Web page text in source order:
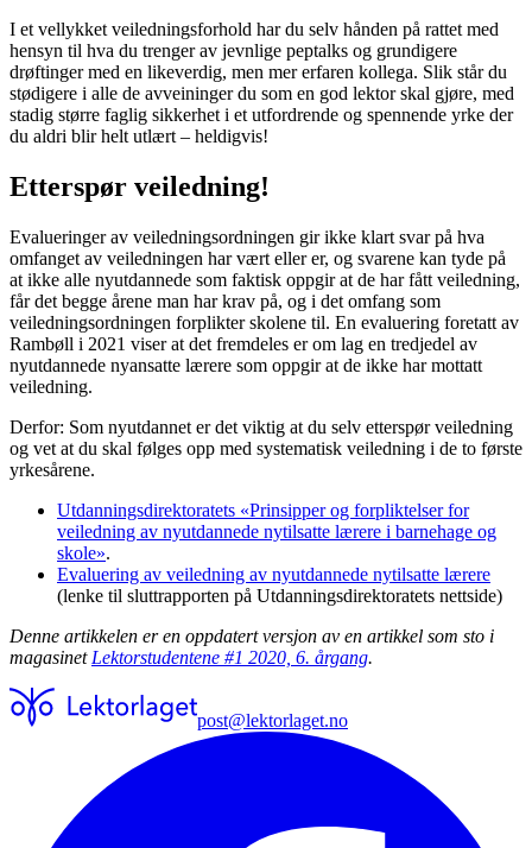
I et vellykket veiledningsforhold har du selv hånden på rattet med
hensyn til hva du trenger av jevnlige peptalks og grundigere
drøftinger med en likeverdig, men mer erfaren kollega. Slik står du
stødigere i alle de avveininger du som en god lektor skal gjøre, med
stadig større faglig sikkerhet i et utfordrende og spennende yrke der
du aldri blir helt utlært – heldigvis!
Etterspør veiledning!
Evalueringer av veiledningsordningen gir ikke klart svar på hva
omfanget av veiledningen har vært eller er, og svarene kan tyde på
at ikke alle nyutdannede som faktisk oppgir at de har fått veiledning,
får det begge årene man har krav på, og i det omfang som
veiledningsordningen forplikter skolene til. En evaluering foretatt av
Rambøll i 2021 viser at det fremdeles er om lag en tredjedel av
nyutdannede nyansatte lærere som oppgir at de ikke har mottatt
veiledning.
Derfor: Som nyutdannet er det viktig at du selv etterspør veiledning
og vet at du skal følges opp med systematisk veiledning i de to første
yrkesårene.
Utdanningsdirektoratets «Prinsipper og forpliktelser for
veiledning av nyutdannede nytilsatte lærere i barnehage og
skole».
Evaluering av veiledning av nyutdannede nytilsatte lærere
(lenke til sluttrapporten på Utdanningsdirektoratets nettside)
Denne artikkelen er en oppdatert versjon av en artikkel som sto i
magasinet Lektorstudentene #1 2020, 6. årgang.
post@lektorlaget.no